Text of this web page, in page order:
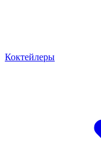
Коктейлеры